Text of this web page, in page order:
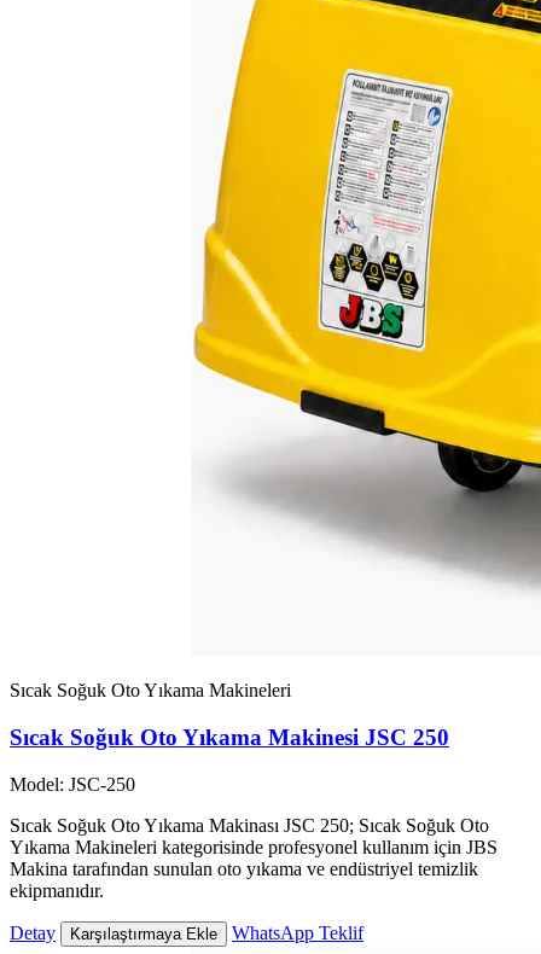
Sıcak Soğuk Oto Yıkama Makineleri
Sıcak Soğuk Oto Yıkama Makinesi JSC 250
Model: JSC-250
Sıcak Soğuk Oto Yıkama Makinası JSC 250; Sıcak Soğuk Oto
Yıkama Makineleri kategorisinde profesyonel kullanım için JBS
Makina tarafından sunulan oto yıkama ve endüstriyel temizlik
ekipmanıdır.
Detay Karşılaştırmaya Ekle WhatsApp Teklif